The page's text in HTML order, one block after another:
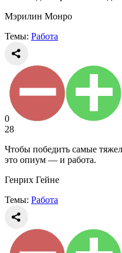
Мэрилин Монро
Темы: Работа
0
28
Чтобы победить самые
это опиум — и работа.
Генрих Гейне
Темы: Работа